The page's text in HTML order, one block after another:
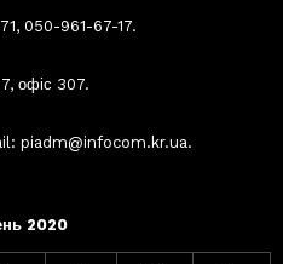
050-961-67-17.
офіс 307.
piadm@infocom.kr.ua.
2020